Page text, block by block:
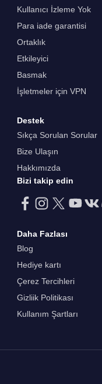
Kullanıcı İzleme Yok
Para iade garantisi
Ortaklık
Etkileyici
Basmak
İşletmeler için VPN
Destek
Sıkça Sorulan Sorular
Bize Ulaşın
Hakkımızda
Bizi takip edin
Daha Fazlası
Blog
Hediye kartı
Çerez Tercihleri
Gizliik Politikası
Kullanım Şartları